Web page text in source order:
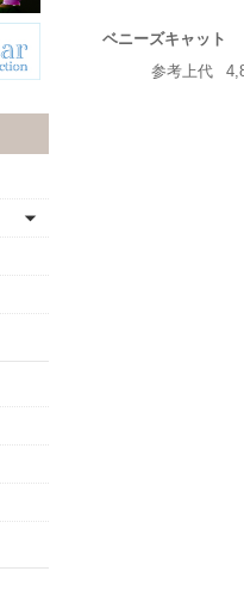
ベニーズキャット
参考上代